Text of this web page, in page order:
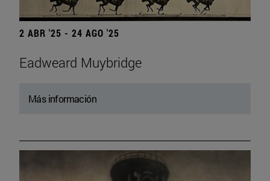
2 ABR '25 - 24 AGO '25
Eadweard Muybridge
Más información